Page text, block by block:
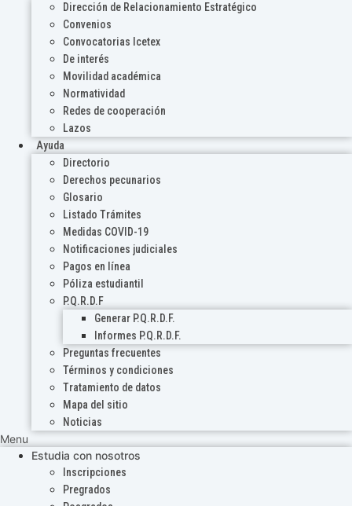
Dirección de Relacionamiento Estratégico
Convenios
Convocatorias Icetex
De interés
Movilidad académica
Normatividad
Redes de cooperación
Lazos
Ayuda
Directorio
Derechos pecunarios
Glosario
Listado Trámites
Medidas COVID-19
Notificaciones judiciales
Pagos en línea
Póliza estudiantil
P.Q.R.D.F
Generar P.Q.R.D.F.
Informes P.Q.R.D.F.
Preguntas frecuentes
Términos y condiciones
Tratamiento de datos
Mapa del sitio
Noticias
Menu
Estudia con nosotros
Inscripciones
Pregrados